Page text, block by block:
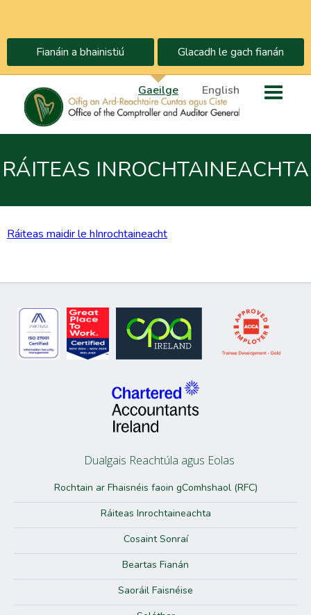
Fianáin a bhainistiú Glacadh le gach fianán
Gaeilge English
RÁITEAS INROCHTAINEACHTA
Ráiteas maidir le hInrochtaineacht
Dualgais Reachtúla agus Eolas
Rochtain ar Fhaisnéis faoin gComhshaol (RFC)
Ráiteas Inrochtaineachta
Cosaint Sonraí
Beartas Fianán
Saoráil Faisnéise